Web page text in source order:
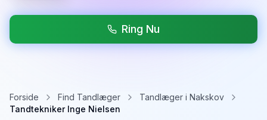
Ring Nu
Forside Find Tandlæger
Tandlæger i Nakskov
Tandtekniker Inge Nielsen